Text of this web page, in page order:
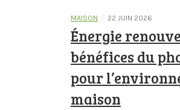
MAISON / 22 JUIN 2026
Énergie
bénéfices du
pour
maison